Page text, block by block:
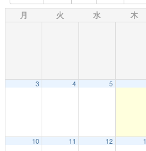
月 火 水 木
3 4 5
10 11 12